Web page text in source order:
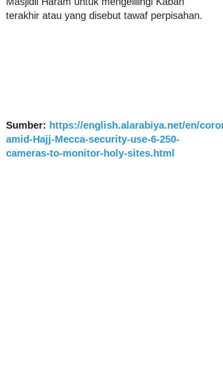
terakhir atau yang disebut tawaf perpisahan.
Sumber: https://english.alarabiya.net/en/
amid-Hajj-Mecca-security-use-6-250-
cameras-to-monitor-holy-sites.html